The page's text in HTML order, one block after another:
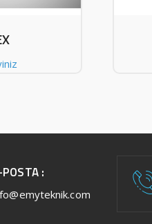
: